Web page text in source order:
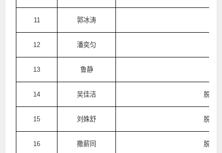
11 郭冰涛
12 潘奕匀
13 鲁静
14 吴佳洁 脱普
15 刘姝舒 脱普
16 撒薪同 脱普